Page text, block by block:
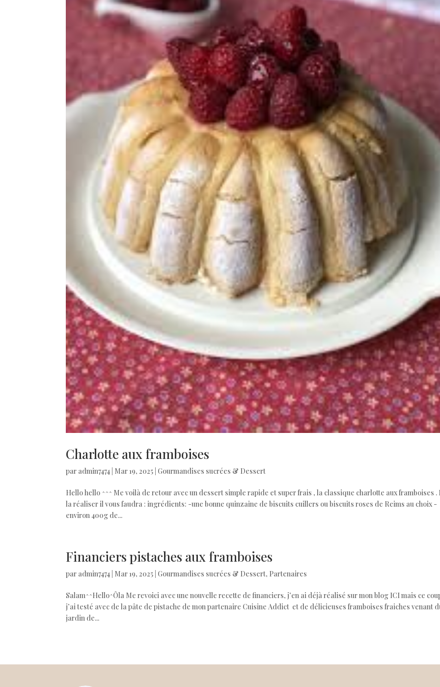
Charlotte aux framboises
par admin7474 Mar 19, 2025 Gourmandises sucrées & Dessert
Hello hello ^^^ Me voilà de retour avec un dessert simple rapide et super frais , la classique charlotte aux framboises .
la réaliser il vous faudra : ingrédients: -une bonne quinzaine de biscuits cuillers ou biscuits roses de Reims au choix -
environ 400g de...
Financiers pistaches aux framboises
par admin7474 Mar 19, 2025 Gourmandises sucrées & Dessert, Partenaires
Salam^^Hello^Ôla Me revoici avec une nouvelle recette de financiers, j’en ai déjà réalisé sur mon blog ICI mais ce
j’ai testé avec de la pâte de pistache de mon partenaire Cuisine Addict et de délicieuses framboises fraiches venant
jardin de...